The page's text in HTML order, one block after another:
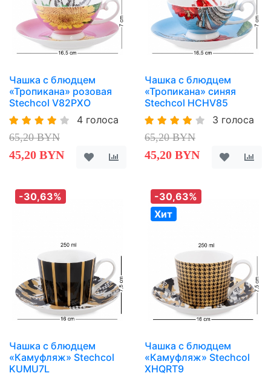
Чашка с блюдцем
«Тропикана» розовая
Stechcol V82PXO
4 голоса
65,20 BYN
45,20 BYN
Чашка с блюдцем
«Тропикана» синяя
Stechcol HCHV85
3 голоса
65,20 BYN
45,20 BYN
-30,63%
Чашка с блюдцем
«Камуфляж» Stechcol
KUMU7L
-30,63%
Хит
Чашка с блюдцем
«Камуфляж» Stechcol
XHQRT9